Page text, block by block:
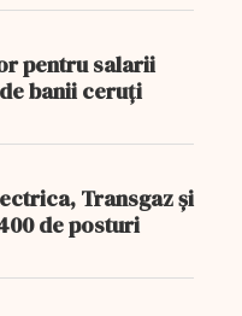
pentru salarii
banii ceruți
Transgaz și
de posturi